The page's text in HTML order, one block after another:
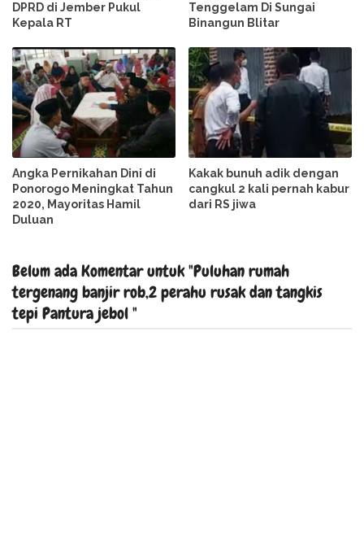
DPRD di Jember Pukul
Kepala RT
Tenggelam Di Sungai
Binangun Blitar
Angka Pernikahan Dini di
Ponorogo Meningkat Tahun
2020, Mayoritas Hamil
Duluan
Kakak bunuh adik dengan
cangkul 2 kali pernah kabur
dari RS jiwa
Belum ada Komentar untuk "Puluhan rumah
tergenang banjir rob,2 perahu rusak dan tangkis
tepi Pantura jebol "